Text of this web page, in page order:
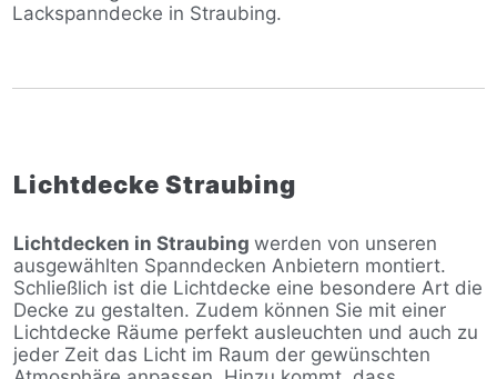
Lackspanndecke in Straubing.
Lichtdecke Straubing
Lichtdecken in Straubing werden von unseren
ausgewählten Spanndecken Anbietern montiert.
Schließlich ist die Lichtdecke eine besondere Art die
Decke zu gestalten. Zudem können Sie mit einer
Lichtdecke Räume perfekt ausleuchten und auch zu
jeder Zeit das Licht im Raum der gewünschten